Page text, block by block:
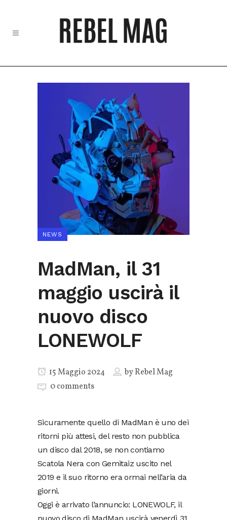
NEWS
MadMan, il 31
maggio uscirà il
nuovo disco
LONEWOLF
15 Maggio 2024 byRebel Mag
0 comments
Sicuramente quello di MadMan è uno dei
ritorni più attesi, del resto non pubblica
un disco dal 2018, se non contiamo
Scatola Nera con Gemitaiz uscito nel
2019 e il suo ritorno era ormai nell’aria da
giorni.
Oggi è arrivato l’annuncio: LONEWOLF, il